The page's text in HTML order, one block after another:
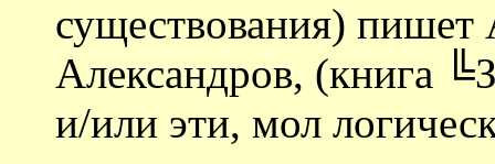
существования)
Александров, (книга
и/или эти, мол